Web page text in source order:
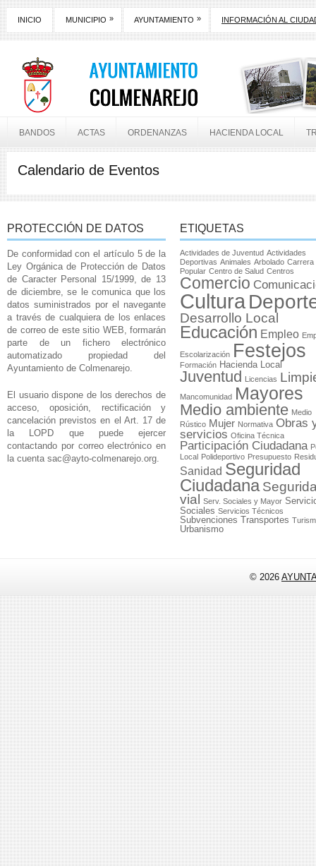
INICIO MUNICIPIO » AYUNTAMIENTO » INFORMACIÓN AL
BANDOS ACTAS ORDENANZAS HACIENDA LOCAL
Calendario de Eventos
PROTECCIÓN DE DATOS
De conformidad con el artículo 5 de la
Ley Orgánica de Protección de Datos
de Caracter Personal 15/1999, de 13
de diciembre, se le comunica que los
datos suministrados por el navegante
a través de cualquiera de los enlaces
de correo de este sitio WEB, formarán
parte de un fichero electrónico
automatizado propiedad del
Ayuntamiento de Colmenarejo.
El usuario dispone de los derechos de
acceso, oposición, rectificación y
cancelación previstos en el Art. 17 de
la LOPD que puede ejercer
contactando por correo electrónico en
la cuenta sac@ayto-colmenarejo.org.
ETIQUETAS
Actividades de Juventud Actividades
Deportivas Animales Arbolado Carrera
Popular Centro de Salud Centros
Comercio
Cultura
Desarrollo Local
Educación Empleo
Escolarización Festejos
Formación Hacienda Local
Juventud Licencias
Mancomunidad Mayores
Medio ambiente Medio
Rústico Mujer Normativa Obras
servicios Oficina Técnica
Participación Ciudadana
Local Polideportivo Presupuesto
Sanidad Seguridad
Ciudadana
vial
Serv. Sociales y Mayor
Sociales Servicios Técnicos
Subvenciones Transportes
Urbanismo
© 2026